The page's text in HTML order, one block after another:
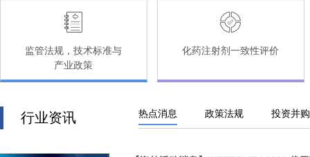
监管法规，技术标准与
产业政策
化药注射剂一致性评价
行业资讯 热点消息 政策法规 投资并购